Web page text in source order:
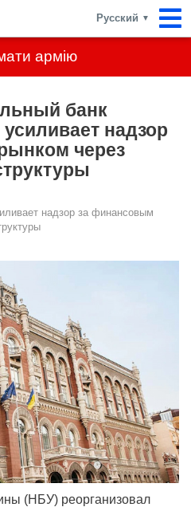
армію
Русский ▼
банк
надзор
через
надзор за финансовым
(НБУ) реорганизовал